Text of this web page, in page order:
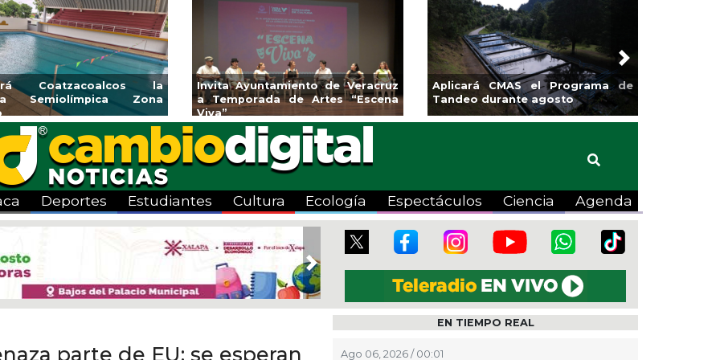
de Xalapa
en Mercadito
Coatzacoalcos impulsa la
halterofilia con la Copa Coyote
2026
Continúa Coatza Vive el Verano
2026 con cine, actividades
lúdicas y expo
Next
Deportes Estudiantes Cultura Ecología Espectáculos Ciencia Agenda
Next
parte de EU; se esperan
EN TIEMPO REAL
Ago 06, 2026 / 00:01